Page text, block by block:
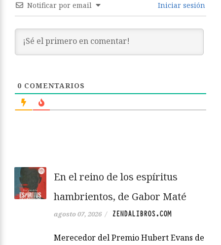
Notificar por email Iniciar sesión
0 COMENTARIOS
En el reino de los espíritus
hambrientos, de Gabor Maté
agosto 07, 2026 / ZENDALIBROS.COM
Merecedor del Premio Hubert Evans de